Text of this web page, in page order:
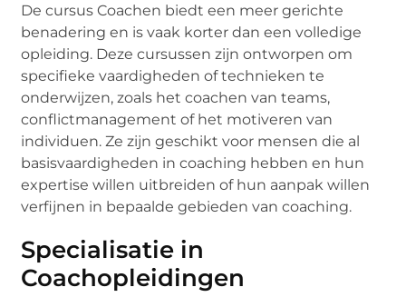
De cursus Coachen biedt een meer gerichte
benadering en is vaak korter dan een volledige
opleiding. Deze cursussen zijn ontworpen om
specifieke vaardigheden of technieken te
onderwijzen, zoals het coachen van teams,
conflictmanagement of het motiveren van
individuen. Ze zijn geschikt voor mensen die al
basisvaardigheden in coaching hebben en hun
expertise willen uitbreiden of hun aanpak willen
verfijnen in bepaalde gebieden van coaching.
Specialisatie in
Coachopleidingen